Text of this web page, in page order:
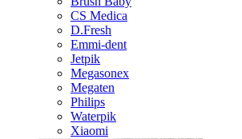
CS Medica
D.Fresh
Emmi-dent
Jetpik
Megasonex
Megaten
Philips
Waterpik
Xiaomi